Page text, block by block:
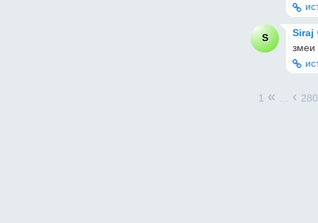
S
Siraj
змеи
1 « ‹